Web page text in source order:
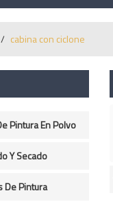
/ cabina con ciclone
Pintura En Polvo
Y Secado
De Pinturaescaparate